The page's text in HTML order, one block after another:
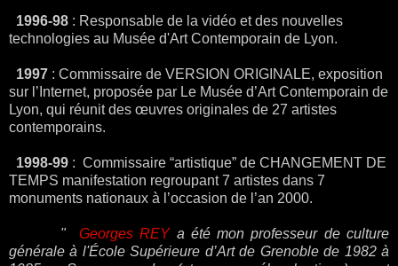
1996-98 : Responsable de la vidéo et des nouvelles
technologies au Musée d'Art Contemporain de Lyon.
1997 : Commissaire de VERSION ORIGINALE, exposition
sur l’Internet, proposée par Le Musée d’Art Contemporain de
Lyon, qui réunit des œuvres originales de 27 artistes
contemporains.
1998-99 : Commissaire “artistique” de CHANGEMENT DE
TEMPS manifestation regroupant 7 artistes dans 7
monuments nationaux à l’occasion de l’an 2000.
" Georges REYa été mon professeur de culture
générale à l'École Supérieure d’Art de Grenoble de 1982 à